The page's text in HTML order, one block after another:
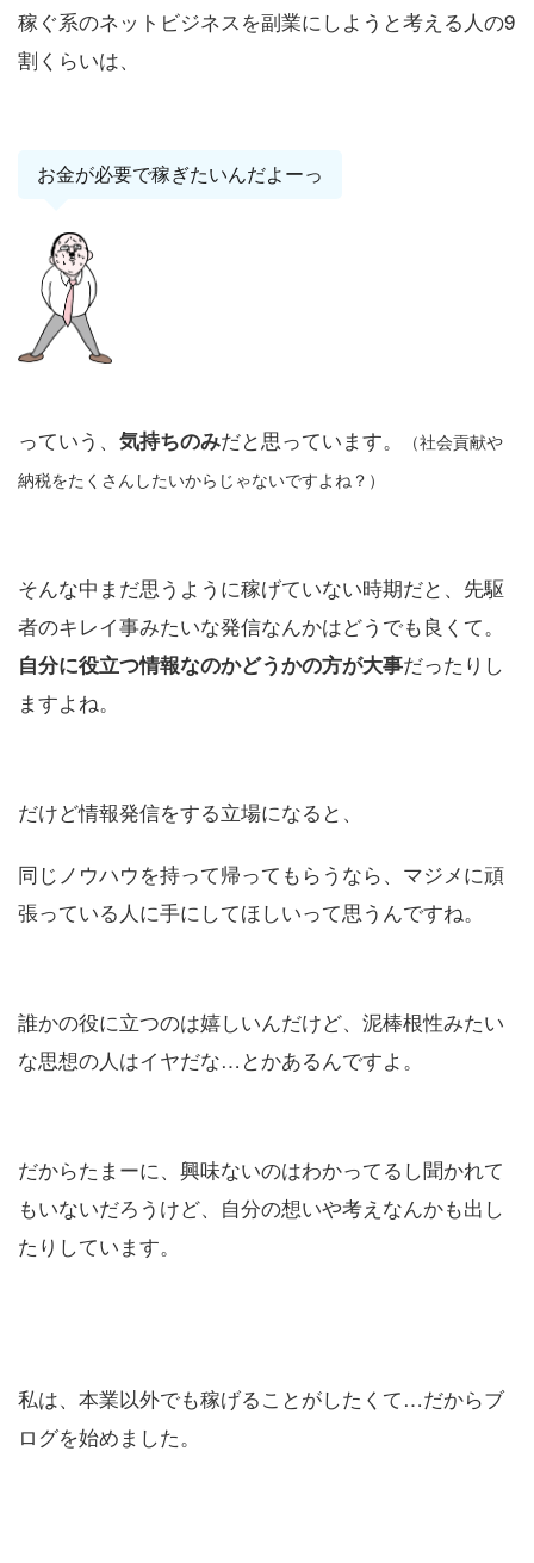
稼ぐ系のネットビジネスを副業にしようと考える人の9
割くらいは、
お金が必要で稼ぎたいんだよーっ
っていう、 気持ちのみだと思っています。
（社会貢献や
納税をたくさんしたいからじゃないですよね？）
そんな中まだ思うように稼げていない時期だと、先駆
者のキレイ事みたいな発信なんかはどうでも良くて。
自分に役立つ情報なのかどうかの方が大事だったりし
ますよね。
だけど情報発信をする立場になると、
同じノウハウを持って帰ってもらうなら、マジメに頑
張っている人に手にしてほしいって思うんですね。
誰かの役に立つのは嬉しいんだけど、泥棒根性みたい
な思想の人はイヤだな…とかあるんですよ。
だからたまーに、興味ないのはわかってるし聞かれて
もいないだろうけど、自分の想いや考えなんかも出し
たりしています。
私は、本業以外でも稼げることがしたくて…だからブ
ログを始めました。